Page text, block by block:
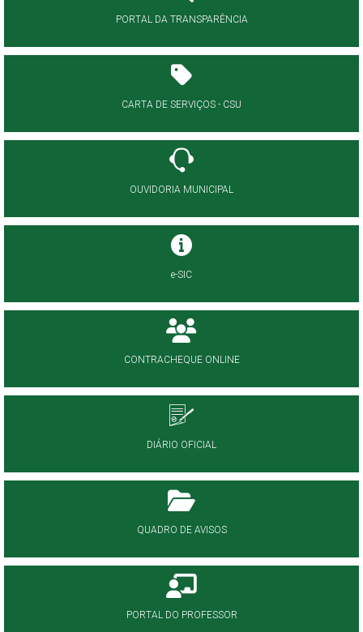
PORTAL DA TRANSPARÊNCIA
CARTA DE SERVIÇOS - CSU
OUVIDORIA MUNICIPAL
e-SIC
CONTRACHEQUE ONLINE
DIÁRIO OFICIAL
QUADRO DE AVISOS
PORTAL DO PROFESSOR